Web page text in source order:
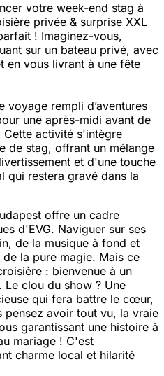
votre week-end stag à
privée & surprise XXL
! Imaginez-vous,
sur un bateau privé, avec
en vous livrant à une fête
voyage rempli d’aventures
une après-midi avant de
activité s'intègre
de stag, offrant un mélange
et d'une touche
restera gravé dans la
offre un cadre
d'EVG. Naviguer sur ses
de la musique à fond et
la pure magie. Mais ce
: bienvenue à un
Le clou du show ? Une
qui fera battre le cœur,
pensez avoir tout vu, la vraie
garantissant une histoire à
mariage ! C'est
charme local et hilarité